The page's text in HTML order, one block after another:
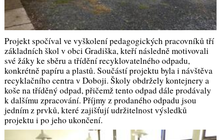
Projekt spočíval ve vyškolení pedagogických pracovníků tří
základních škol v obci Gradiška, kteří následně motivovali
své žáky ke sběru a třídění recyklovatelného odpadu,
konkrétně papíru a plastů. Součástí projektu byla i návštěva
recyklačního centra v Doboji. Školy obdržely kontejnery a
koše na tříděný odpad, přičemž tento odpad dále prodávaly
k dalšímu zpracování. Příjmy z prodaného odpadu jsou
jedním z prvků, které zajišťují udržitelnost výsledků
projektu i po jeho ukončení.